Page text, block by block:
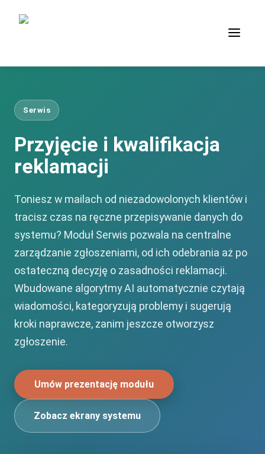
Serwis
Przyjęcie i kwalifikacja
reklamacji
Toniesz w mailach od niezadowolonych klientów i
tracisz czas na ręczne przepisywanie danych do
systemu? Moduł Serwis pozwala na centralne
zarządzanie zgłoszeniami, od ich odebrania aż po
ostateczną decyzję o zasadności reklamacji.
Wbudowane algorytmy AI automatycznie czytają
wiadomości, kategoryzują problemy i sugerują
kroki naprawcze, zanim jeszcze otworzysz
zgłoszenie.
Umów prezentację modułu
Zobacz ekrany systemu